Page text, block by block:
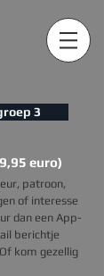
3
euro)
patroon,
of interesse
dan een App-
berichtje
kom gezellig